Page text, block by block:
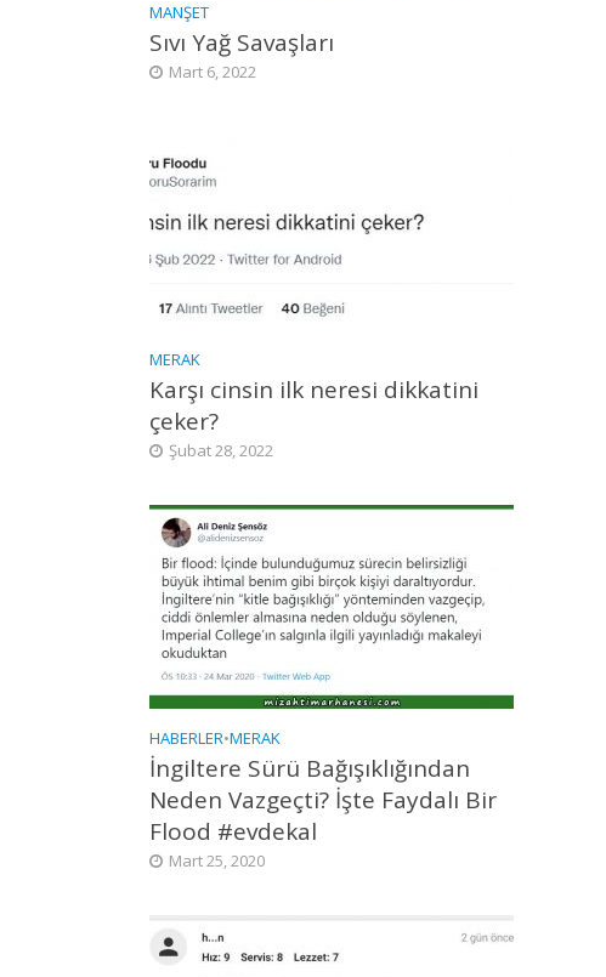
MANŞET
Sıvı Yağ Savaşları
Mart 6, 2022
MERAK
Karşı cinsin ilk neresi dikkatini
çeker?
Şubat 28, 2022
HABERLER•MERAK
İngiltere Sürü Bağışıklığından
Neden Vazgeçti? İşte Faydalı Bir
Flood #evdekal
Mart 25, 2020